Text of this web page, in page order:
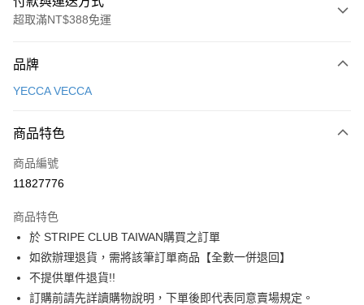
超取滿NT$388免運
信用卡一次付款
3 期 0 利率 每期
合作金庫商業銀行
上海商業儲蓄銀行
臺灣中小企業銀行
匯豐（台灣）商業銀行
華泰商業銀行
聯邦商業銀行
遠東國際商業銀行
元大商業銀行
玉山商業銀行
星展（台灣）商業銀行
超商取貨付款
LINE Pay
Apple Pay
街口支付
悠遊付
品牌
YECCA VECCA
商品特色
商品編號
11827776
商品特色
於 STRIPE CLUB TAIWAN購買之訂單
如欲辦理退貨，需將該筆訂單商品【全數一併退回】
不提供單件退貨!!
訂購前請先詳讀購物說明，下單後即代表同意賣場規定。